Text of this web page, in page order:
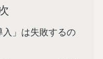
」は失敗するの